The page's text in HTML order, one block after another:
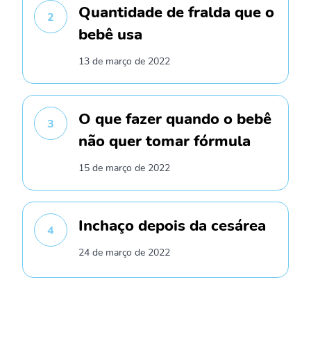
2
Quantidade de fralda que o
bebê usa
13 de março de 2022
3
O que fazer quando o bebê
não quer tomar fórmula
15 de março de 2022
4 Inchaço depois da cesárea
24 de março de 2022